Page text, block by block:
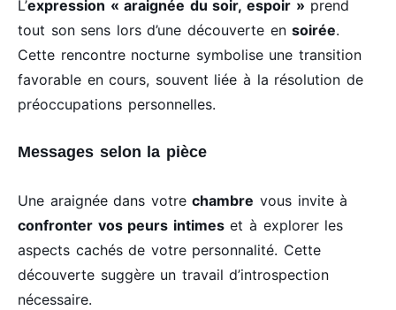
L’expression « araignée du soir, espoir » prend
tout son sens lors d’une découverte ensoirée.
Cette rencontre nocturne symbolise une transition
favorable en cours, souvent liée à la résolution de
préoccupations personnelles.
Messages selon la pièce
Une araignée dans votrechambre vous invite à
confronter vos peurs intimeset à explorer les
aspects cachés de votre personnalité. Cette
découverte suggère un travail d’introspection
nécessaire.